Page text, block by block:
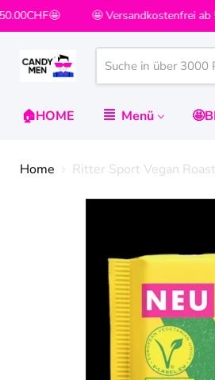
🤩 Versandkostenfrei ab
🏠HOME
Menü
Home Ritter Sport Vegan